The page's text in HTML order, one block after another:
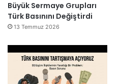
Büyük Sermaye Grupları
Türk Basınını Değiştirdi
13 Temmuz 2026